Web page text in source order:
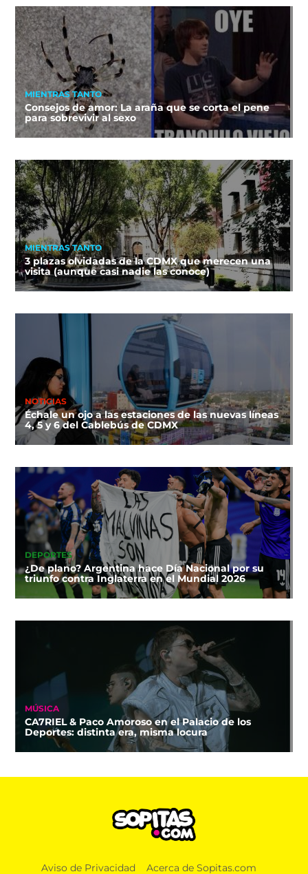
MIENTRAS TANTO
Consejos de amor: La araña que se corta el pene
para sobrevivir al sexo
MIENTRAS TANTO
3 plazas olvidadas de la CDMX que merecen una
visita (aunque casi nadie las conoce)
NOTICIAS
Échale un ojo a las estaciones de las nuevas líneas
4, 5 y 6 del Cablebús de CDMX
DEPORTES
¿De plano? Argentina hace Día Nacional por su
triunfo contra Inglaterra en el Mundial 2026
MÚSICA
CA7RIEL & Paco Amoroso en el Palacio de los
Deportes: distinta era, misma locura
Aviso de Privacidad Acerca de Sopitas.com